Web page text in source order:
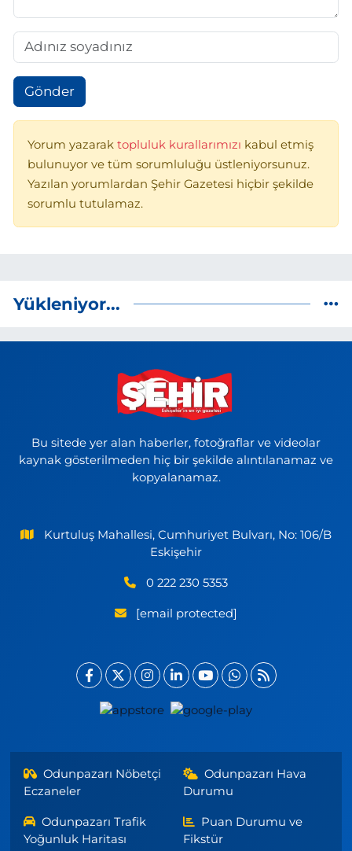
Gönder
Yorum yazarak topluluk kurallarımızı kabul etmiş
bulunuyor ve tüm sorumluluğu üstleniyorsunuz.
Yazılan yorumlardan Şehir Gazetesi hiçbir şekilde
sorumlu tutulamaz.
Yükleniyor...
Bu sitede yer alan haberler, fotoğraflar ve videolar
kaynak gösterilmeden hiç bir şekilde alıntılanamaz ve
kopyalanamaz.
Kurtuluş Mahallesi, Cumhuriyet Bulvarı, No: 106/B
Eskişehir
0 222 230 5353
[email protected]
Odunpazarı Nöbetçi
Eczaneler
Odunpazarı Hava
Durumu
Odunpazarı Trafik
Yoğunluk Haritası
Puan Durumu ve
Fikstür